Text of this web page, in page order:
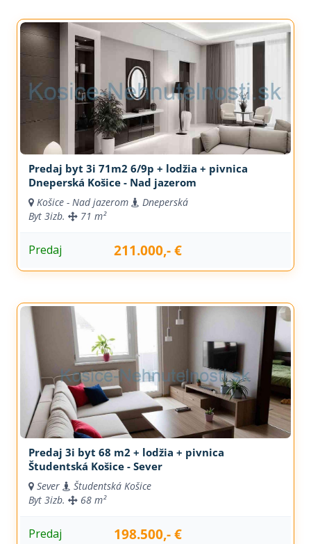
Predaj byt 3i 71m2 6/9p + lodžia + pivnica
Dneperská Košice - Nad jazerom
Košice - Nad jazerom
Dneperská
Byt 3izb. 71 m²
Predaj 211.000,- €
Predaj 3i byt 68 m2 + lodžia + pivnica
Študentská Košice - Sever
Sever
Študentská Košice
Byt 3izb. 68 m²
Predaj 198.500,- €